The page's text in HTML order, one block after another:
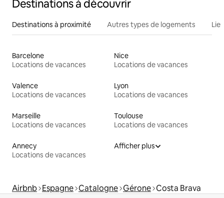
Destinations à découvrir
Destinations à proximité Autres types de logements
Barcelone
Locations de vacances
Nice
Locations de vacances
Valence
Locations de vacances
Lyon
Locations de vacances
Marseille
Locations de vacances
Toulouse
Locations de vacances
Annecy
Locations de vacances
Afficher plus
Airbnb Espagne Catalogne Gérone Costa Brava